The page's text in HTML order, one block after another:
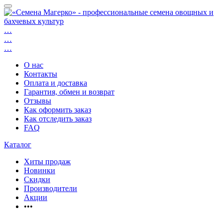
…
…
…
О нас
Контакты
Оплата и доставка
Гарантия, обмен и возврат
Отзывы
Как оформить заказ
Как отследить заказ
FAQ
Каталог
Хиты продаж
Новинки
Скидки
Производители
Акции
•••